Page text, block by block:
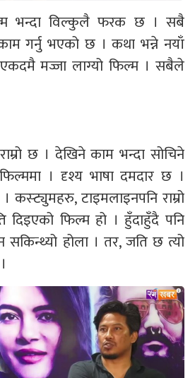
भन्दा विल्कुलै फरक छ । सबै
गर्नु भएको छ । कथा भन्ने नयाँ
मज्जा लाग्यो फिल्म । सबैले
छ । देखिने काम भन्दा सोचिने
। दृश्य भाषा दमदार छ ।
कस्ट्युमहरु, टाइमलाइनपनि राम्रो
दिइएको फिल्म हो । हुँदाहुँदै पनि
सकिन्थ्यो होला । तर, जति छ त्यो